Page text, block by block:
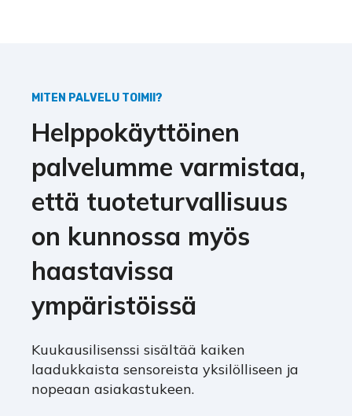
MITEN PALVELU TOIMII?
Helppokäyttöinen
palvelumme varmistaa,
että tuoteturvallisuus
on kunnossa myös
haastavissa
ympäristöissä
Kuukausilisenssi sisältää kaiken
laadukkaista sensoreista yksilölliseen ja
nopeaan asiakastukeen.